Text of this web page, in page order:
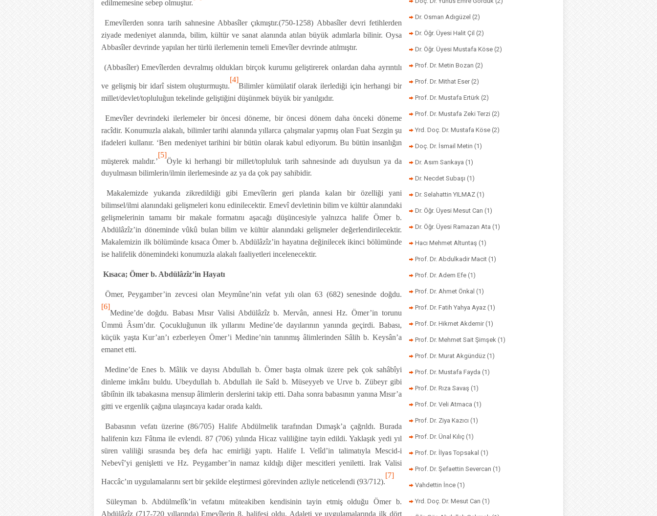
edilmemesine sebep olmuştur.
Emevîlerden sonra tarih sahnesine Abbasîler çıkmıştır.(750-1258) Abbasîler devri fetihlerden
ziyade medeniyet alanında, bilim, kültür ve sanat alanında atılan büyük adımlarla bilinir. Oysa
Abbasîler devrinde yapılan her türlü ilerlemenin temeli Emevîler devrinde atılmıştır.
(Abbasîler) Emevîlerden devralmış oldukları birçok kurumu geliştirerek onlardan daha ayrıntılı
ve gelişmiş bir idarî sistem oluşturmuştu.
[4]
Bilimler kümülatif olarak ilerlediği için herhangi bir
millet/devlet/topluluğun tekelinde geliştiğini düşünmek büyük bir yanılgıdır.
Emevîler devrindeki ilerlemeler bir öncesi döneme, bir öncesi dönem daha önceki döneme
racîdir. Konumuzla alakalı, bilimler tarihi alanında yıllarca çalışmalar yapmış olan Fuat Sezgin şu
ifadeleri kullanır. ‘Ben medeniyet tarihini bir bütün olarak kabul ediyorum. Bu bütün insanlığın
müşterek malıdır.’
[5]
Öyle ki herhangi bir millet/topluluk tarih sahnesinde adı duyulsun ya da
duyulmasın bilimlerin/ilmin ilerlemesinde az ya da çok pay sahibidir.
Makalemizde yukarıda zikredildiği gibi Emevîlerin geri planda kalan bir özelliği yani
bilimsel/ilmi alanındaki gelişmeleri konu edinilecektir. Emevî devletinin bilim ve kültür alanındaki
gelişmelerinin tamamı bir makale formatını aşacağı düşüncesiyle yalnızca halife Ömer b.
Abdülâzîz’in döneminde vûkû bulan bilim ve kültür alanındaki gelişmeler değerlendirilecektir.
Makalemizin ilk bölümünde kısaca Ömer b. Abdülâzîz’in hayatına değinilecek ikinci bölümünde
ise halifelik dönemindeki konumuzla alakalı faaliyetleri incelenecektir.
Kısaca; Ömer b. Abdülâzîz’in Hayatı
Ömer, Peygamber’in zevcesi olan Meymûne’nin vefat yılı olan 63 (682) senesinde doğdu.
[6]
Medine’de doğdu. Babası Mısır Valisi Abdülâzîz b. Mervân, annesi Hz. Ömer’in torunu
Ümmü Âsım’dır. Çocukluğunun ilk yıllarını Medine’de dayılarının yanında geçirdi. Babası,
küçük yaşta Kur’an’ı ezberleyen Ömer’i Medine’nin tanınmış âlimlerinden Sâlih b. Keysân’a
emanet etti.
Medine’de Enes b. Mâlik ve dayısı Abdullah b. Ömer başta olmak üzere pek çok sahâbîyi
dinleme imkânı buldu. Ubeydullah b. Abdullah ile Saîd b. Müseyyeb ve Urve b. Zübeyr gibi
tâbiînin ilk tabakasına mensup âlimlerin derslerini takip etti. Daha sonra babasının yanına Mısır’a
gitti ve ergenlik çağına ulaşıncaya kadar orada kaldı.
Babasının vefatı üzerine (86/705) Halife Abdülmelik tarafından Dımaşk’a çağrıldı. Burada
halifenin kızı Fâtıma ile evlendi. 87 (706) yılında Hicaz valiliğine tayin edildi. Yaklaşık yedi yıl
süren valiliği sırasında beş defa hac emirliği yaptı. Halife I. Velîd’in talimatıyla Mescid-i
Nebevî’yi genişletti ve Hz. Peygamber’in namaz kıldığı diğer mescitleri yeniletti. Irak Valisi
Haccâc’ın uygulamalarını sert bir şekilde eleştirmesi görevinden azliyle neticelendi (93/712).
[7]
Süleyman b. Abdülmelîk’in vefatını müteakiben kendisinin tayin etmiş olduğu Ömer b.
Abdülâzîz (717-720 yıllarında) Emevîlerin 8. halifesi oldu. Adaleti ve uygulamalarında ilk dört
Dr. Osman Adıgüzel (2)
Dr. Öğr. Üyesi Halit Çil (2)
Dr. Öğr. Üyesi Mustafa Köse (2)
Prof. Dr. Metin Bozan (2)
Prof. Dr. Mithat Eser (2)
Prof. Dr. Mustafa Ertürk (2)
Prof. Dr. Mustafa Zeki Terzi (2)
Yrd. Doç. Dr. Mustafa Köse (2)
Doç. Dr. İsmail Metin (1)
Dr. Asım Sarıkaya (1)
Dr. Necdet Subaşı (1)
Dr. Selahattin YILMAZ (1)
Dr. Öğr. Üyesi Mesut Can (1)
Dr. Öğr. Üyesi Ramazan Ata (1)
Hacı Mehmet Altuntaş (1)
Prof. Dr. Abdulkadir Macit (1)
Prof. Dr. Adem Efe (1)
Prof. Dr. Ahmet Önkal (1)
Prof. Dr. Fatih Yahya Ayaz (1)
Prof. Dr. Hikmet Akdemir (1)
Prof. Dr. Mehmet Sait Şimşek (1)
Prof. Dr. Murat Akgündüz (1)
Prof. Dr. Mustafa Fayda (1)
Prof. Dr. Rıza Savaş (1)
Prof. Dr. Veli Atmaca (1)
Prof. Dr. Ziya Kazıcı (1)
Prof. Dr. Ünal Kılıç (1)
Prof. Dr. İlyas Topsakal (1)
Prof. Dr. Şefaettin Severcan (1)
Vahdettin İnce (1)
Yrd. Doç. Dr. Mesut Can (1)